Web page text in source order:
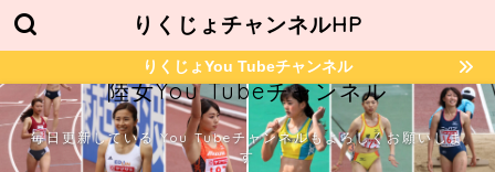
りくじょチャンネルHP
りくじょYou Tubeチャンネル
陸女You Tubeチャンネル
毎日更新している You Tubeチャンネルもよろしくお願いしま
す